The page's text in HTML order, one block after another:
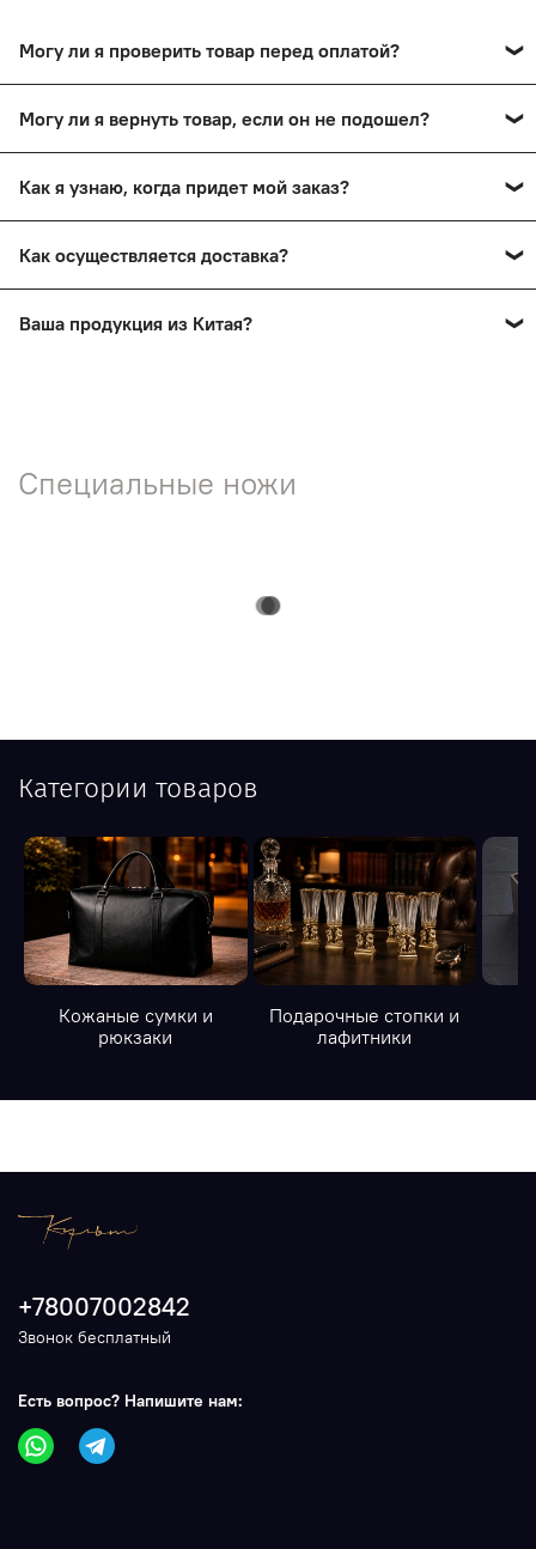
Могу ли я проверить товар перед оплатой?
осмотра в пункте выдачи.
Могу ли я вернуть товар, если он не подошел?
сохранив товарный вид.
Как я узнаю, когда придет мой заказ?
заказа в пункт выдачи. Также мы проинформируем вас
по телефону.
Как осуществляется доставка?
Ваша продукция из Китая?
Специальные ножи
Категории товаров
Кожаные сумки и
рюкзаки
Подарочные стопки и
лафитники
+78007002842
Звонок бесплатный
Есть вопрос? Напишите нам: